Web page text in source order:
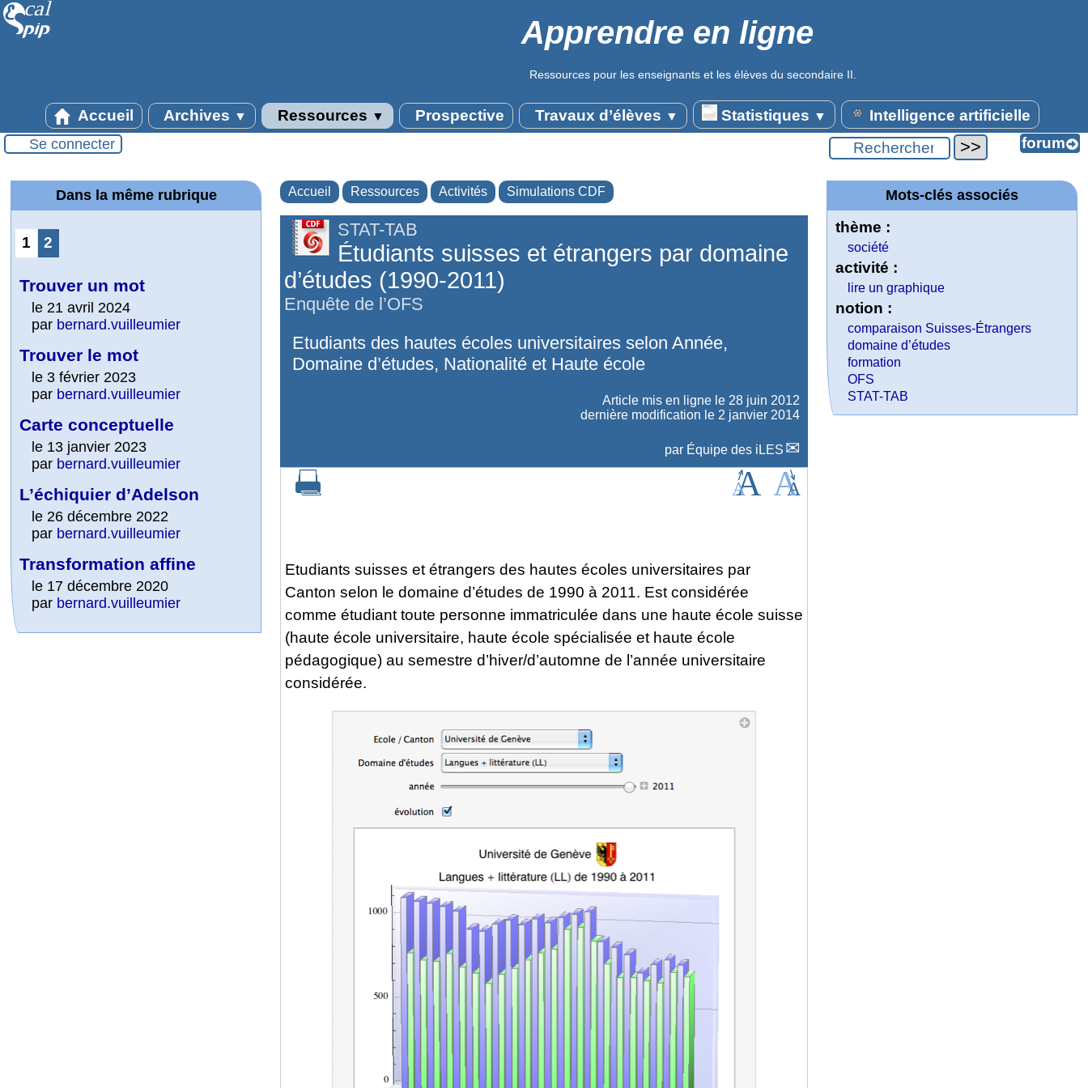
Apprendre en ligne
Ressources pour les enseignants et les élèves du secondaire II.
Accueil Archives ▼ Ressources ▼ Prospective Travaux d’élèves ▼ Statistiques ▼ Intelligence artificielle
Se connecter
Accueil Ressources Activités Simulations CDF
STAT-TAB
Étudiants suisses et étrangers par domaine
d’études (1990-2011)
Enquête de l’OFS
Etudiants des hautes écoles universitaires selon Année,
Domaine d’études, Nationalité et Haute école
Article mis en ligne le 28 juin 2012
dernière modification le 2 janvier 2014
par Équipe des iLES
Etudiants suisses et étrangers des hautes écoles universitaires par
Canton selon le domaine d’études de 1990 à 2011. Est considérée
comme étudiant toute personne immatriculée dans une haute école suisse
(haute école universitaire, haute école spécialisée et haute école
pédagogique) au semestre d’hiver/d’automne de l’année universitaire
considérée.
Dans la même rubrique
1 2
Trouver un mot
le 21 avril 2024
par bernard.vuilleumier
Trouver le mot
le 3 février 2023
par bernard.vuilleumier
Carte conceptuelle
le 13 janvier 2023
par bernard.vuilleumier
L’échiquier d’Adelson
le 26 décembre 2022
par bernard.vuilleumier
Transformation affine
le 17 décembre 2020
par bernard.vuilleumier
Mots-clés associés
thème :
société
activité :
lire un graphique
notion :
comparaison Suisses-Étrangers
domaine d’études
formation
OFS
STAT-TAB